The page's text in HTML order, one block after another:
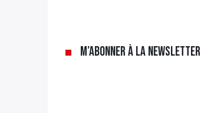
M’abonner à la newsletter